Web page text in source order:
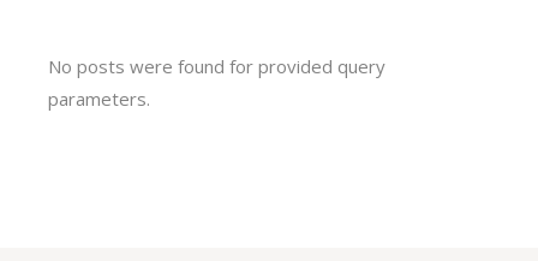
No posts were found for provided query
parameters.